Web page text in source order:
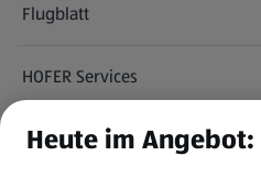
Flugblatt
HOFER Services
Newsletter
Heute im Angebot: